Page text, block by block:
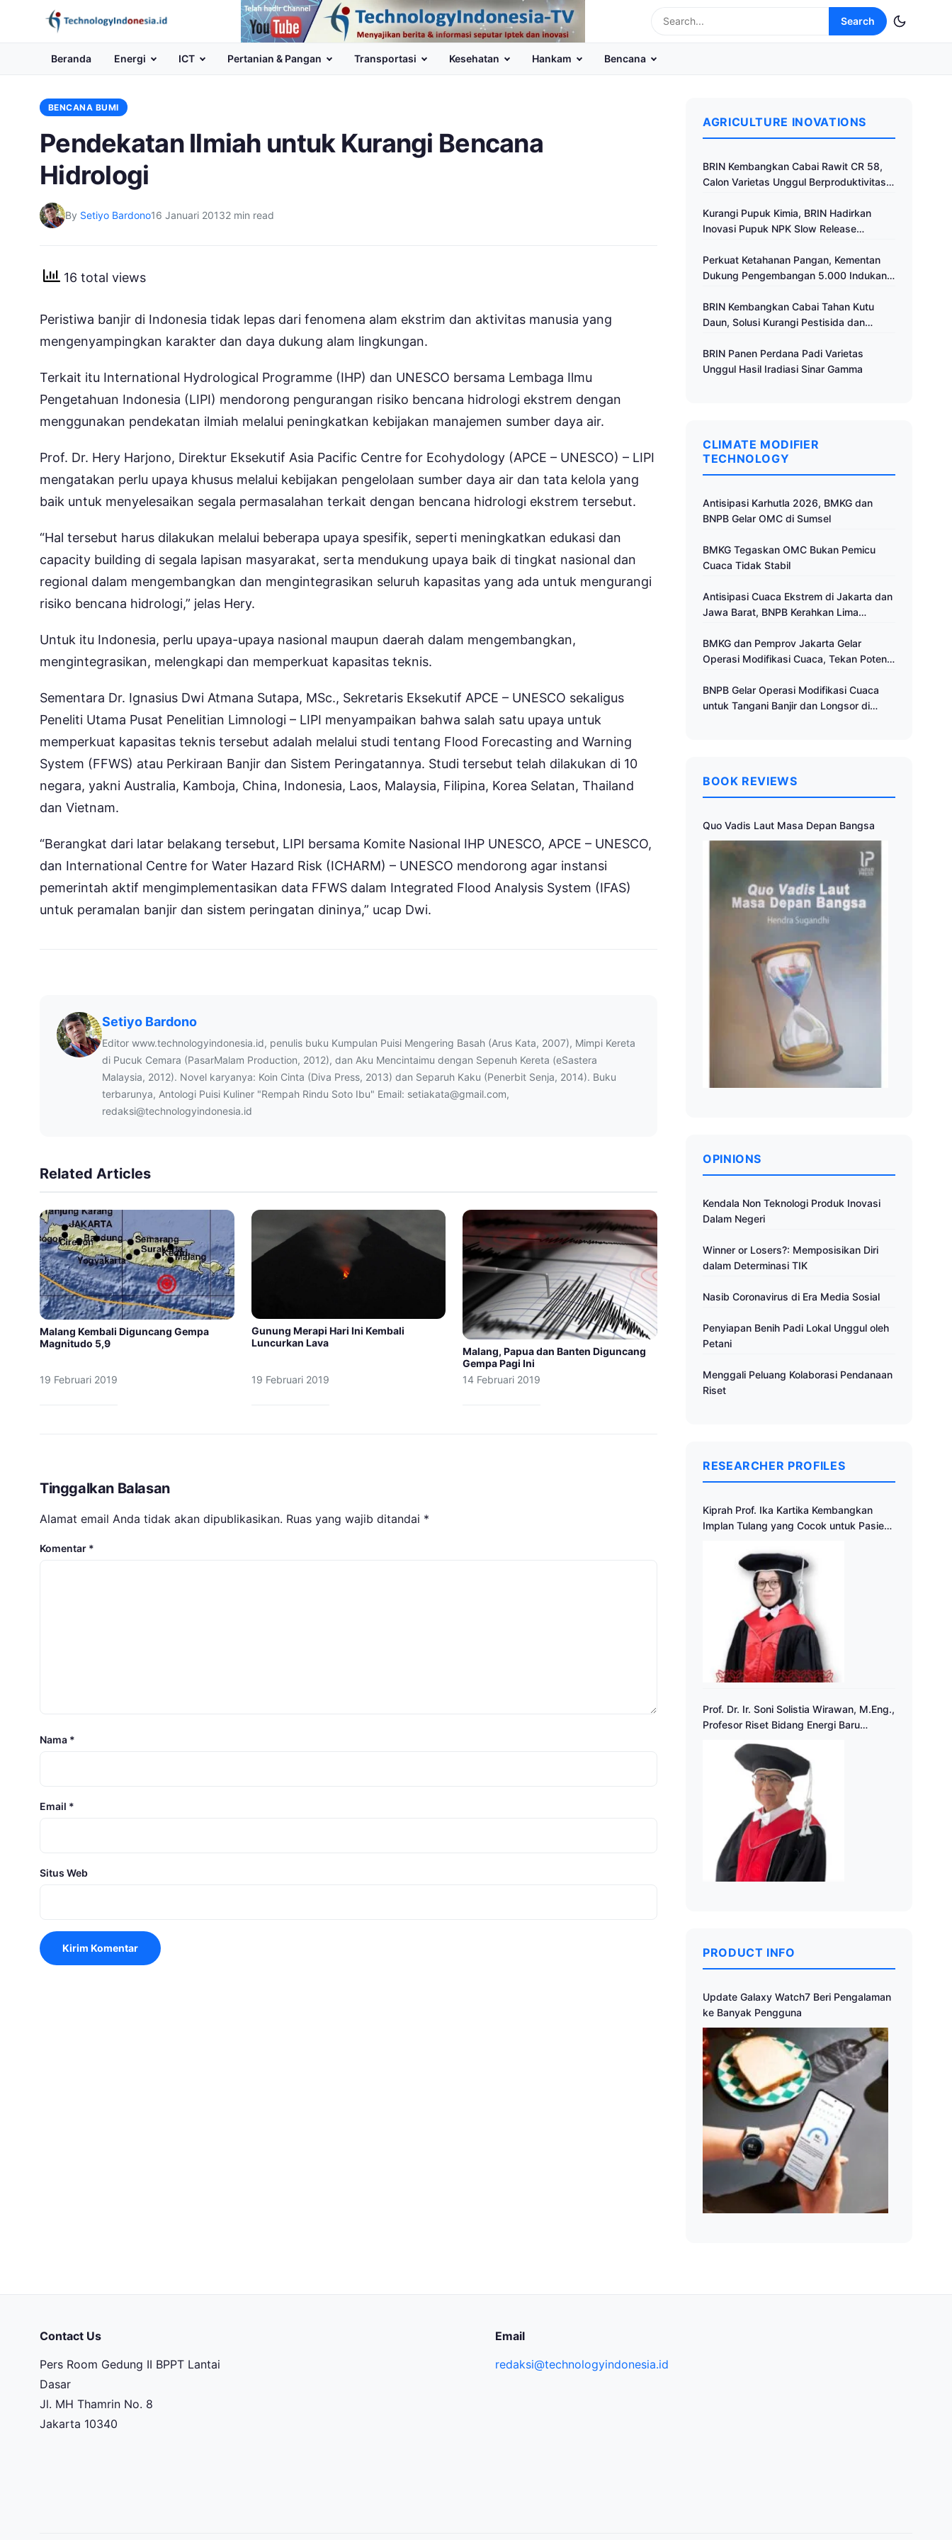
Channel
Youtube
Search
Beranda Energi ICT Pertanian & Pangan Transportasi Kesehatan Hankam Bencana
BENCANA BUMI
Pendekatan Ilmiah untuk Kurangi Bencana
Hidrologi
By Setiyo Bardono16 Januari 20132 min read
16 total views
Peristiwa banjir di Indonesia tidak lepas dari fenomena alam ekstrim dan aktivitas manusia yang
mengenyampingkan karakter dan daya dukung alam lingkungan.
Terkait itu International Hydrological Programme (IHP) dan UNESCO bersama Lembaga Ilmu
Pengetahuan Indonesia (LIPI) mendorong pengurangan risiko bencana hidrologi ekstrem dengan
menggunakan pendekatan ilmiah melalui peningkatkan kebijakan manajemen sumber daya air.
Prof. Dr. Hery Harjono, Direktur Eksekutif Asia Pacific Centre for Ecohydology (APCE – UNESCO) – LIPI
mengatakan perlu upaya khusus melalui kebijakan pengelolaan sumber daya air dan tata kelola yang
baik untuk menyelesaikan segala permasalahan terkait dengan bencana hidrologi ekstrem tersebut.
“Hal tersebut harus dilakukan melalui beberapa upaya spesifik, seperti meningkatkan edukasi dan
capacity building di segala lapisan masyarakat, serta mendukung upaya baik di tingkat nasional dan
regional dalam mengembangkan dan mengintegrasikan seluruh kapasitas yang ada untuk mengurangi
risiko bencana hidrologi,” jelas Hery.
Untuk itu Indonesia, perlu upaya-upaya nasional maupun daerah dalam mengembangkan,
mengintegrasikan, melengkapi dan memperkuat kapasitas teknis.
Sementara Dr. Ignasius Dwi Atmana Sutapa, MSc., Sekretaris Eksekutif APCE – UNESCO sekaligus
Peneliti Utama Pusat Penelitian Limnologi – LIPI menyampaikan bahwa salah satu upaya untuk
memperkuat kapasitas teknis tersebut adalah melalui studi tentang Flood Forecasting and Warning
System (FFWS) atau Perkiraan Banjir dan Sistem Peringatannya. Studi tersebut telah dilakukan di 10
negara, yakni Australia, Kamboja, China, Indonesia, Laos, Malaysia, Filipina, Korea Selatan, Thailand
dan Vietnam.
“Berangkat dari latar belakang tersebut, LIPI bersama Komite Nasional IHP UNESCO, APCE – UNESCO,
dan International Centre for Water Hazard Risk (ICHARM) – UNESCO mendorong agar instansi
pemerintah aktif mengimplementasikan data FFWS dalam Integrated Flood Analysis System (IFAS)
untuk peramalan banjir dan sistem peringatan dininya,” ucap Dwi.
Setiyo Bardono
Editor www.technologyindonesia.id, penulis buku Kumpulan Puisi Mengering Basah (Arus Kata, 2007), Mimpi Kereta
di Pucuk Cemara (PasarMalam Production, 2012), dan Aku Mencintaimu dengan Sepenuh Kereta (eSastera
Malaysia, 2012). Novel karyanya: Koin Cinta (Diva Press, 2013) dan Separuh Kaku (Penerbit Senja, 2014). Buku
terbarunya, Antologi Puisi Kuliner "Rempah Rindu Soto Ibu" Email: setiakata@gmail.com,
redaksi@technologyindonesia.id
Related Articles
Malang Kembali Diguncang Gempa
Magnitudo 5,9
19 Februari 2019
Gunung Merapi Hari Ini Kembali
Luncurkan Lava
19 Februari 2019
Malang, Papua dan Banten Diguncang
Gempa Pagi Ini
14 Februari 2019
Tinggalkan Balasan
Alamat email Anda tidak akan dipublikasikan. Ruas yang wajib ditandai *
Komentar *
Nama *
Email *
Situs Web
AGRICULTURE INOVATIONS
BRIN Kembangkan Cabai Rawit CR 58,
Calon Varietas Unggul Berproduktivitas
Kurangi Pupuk Kimia, BRIN Hadirkan
Inovasi Pupuk NPK Slow Release
Perkuat Ketahanan Pangan, Kementan
Dukung Pengembangan 5.000 Indukan
BRIN Kembangkan Cabai Tahan Kutu
Daun, Solusi Kurangi Pestisida dan
BRIN Panen Perdana Padi Varietas
Unggul Hasil Iradiasi Sinar Gamma
CLIMATE MODIFIER
TECHNOLOGY
Antisipasi Karhutla 2026, BMKG dan
BNPB Gelar OMC di Sumsel
BMKG Tegaskan OMC Bukan Pemicu
Cuaca Tidak Stabil
Antisipasi Cuaca Ekstrem di Jakarta dan
Jawa Barat, BNPB Kerahkan Lima
Cuaca
BMKG dan Pemprov Jakarta Gelar
Operasi Modifikasi Cuaca, Tekan Potensi
BNPB Gelar Operasi Modifikasi Cuaca
untuk Tangani Banjir dan Longsor di
BOOK REVIEWS
Quo Vadis Laut Masa Depan Bangsa
OPINIONS
Kendala Non Teknologi Produk Inovasi
Dalam Negeri
Winner or Losers?: Memposisikan Diri
dalam Determinasi TIK
Nasib Coronavirus di Era Media Sosial
Penyiapan Benih Padi Lokal Unggul oleh
Petani
Menggali Peluang Kolaborasi Pendanaan
Riset
RESEARCHER PROFILES
Kiprah Prof. Ika Kartika Kembangkan
Implan Tulang yang Cocok untuk Pasien
Prof. Dr. Ir. Soni Solistia Wirawan, M.Eng.,
Profesor Riset Bidang Energi Baru
PRODUCT INFO
Update Galaxy Watch7 Beri Pengalaman
ke Banyak Pengguna
Contact Us
Pers Room Gedung II BPPT Lantai
Dasar
Jl. MH Thamrin No. 8
Jakarta 10340
Email
redaksi@technologyindonesia.id